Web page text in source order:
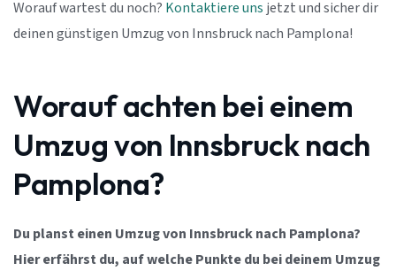
Worauf wartest du noch? Kontaktiere uns jetzt und sicher dir
deinen günstigen Umzug von Innsbruck nach Pamplona!
Worauf achten bei einem
Umzug von Innsbruck nach
Pamplona?
Du planst einen Umzug von Innsbruck nach Pamplona?
Hier erfährst du, auf welche Punkte du bei deinem Umzug